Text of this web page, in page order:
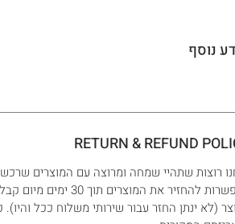
נוסף
RETURN & REFUND
רוצות שתהיי שמחה ומרוצה עם המוצרים
האפשרות להחזיר את
(לא ינתן החזר עבור שירותי משלוח ככל